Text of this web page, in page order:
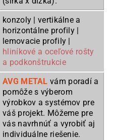
konzoly | vertikálne a
horizontálne profily |
lemovacie profily |
hliníkové a oceľové rošty
a podkonštrukcie
AVG METAL vám poradí a
pomôže s výberom
výrobkov a systémov pre
váš projekt. Môžeme pre
vás navrhnúť a vyrobiť aj
individuálne riešenie.